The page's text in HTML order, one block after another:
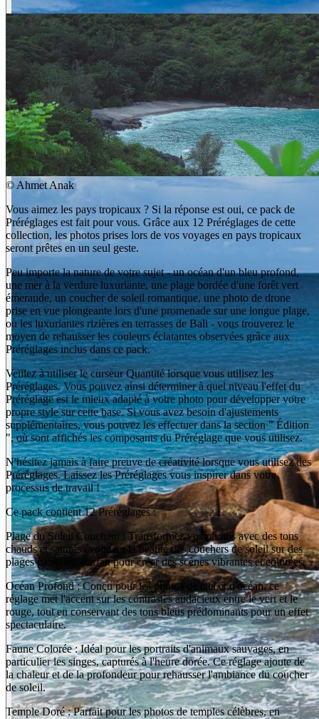
©Ahmet Anak
Vous aimez les pays tropicaux ? Si la réponse est oui, ce pack de
Préréglages est fait pour vous. Grâce aux 12 Préréglages de cette
collection, les photos prises lors de vos voyages en pays tropicaux
seront prêtes en un seul geste.
Peu importe la nature de votre sujet - un océan d'un bleu profond,
une mer à la verdure luxuriante, une plage bordée d'une forêt vert
émeraude, un coucher de soleil romantique, une photo de drone
prise en vue plongeante lors d'une promenade sur une longue plage,
ou les luxuriantes rizières en terrasses de Bali - vous trouverez le
moyen de rehausser les couleurs éclatantes observées grâce aux
Préréglages inclus dans ce pack.
Veillez à utiliser le curseur Quantité lorsque vous utilisez les
Préréglages. Vous pouvez ainsi déterminer à quel niveau l'effet du
Préréglage est le mieux adapté à votre photo pour développer votre
propre style sur cette base. Si vous avez besoin d'ajustements
supplémentaires, vous pouvez les effectuer dans la section " Édition
", où sont affichés les composants du Préréglage que vous utilisez.
N'hésitez jamais à faire preuve de créativité lorsque vous utilisez des
Préréglages. Laissez les Préréglages vous inspirer dans votre
processus de travail !
Ce pack contient 12 Préréglages :
Plage du Soleil Couchant : Transformez vos photos avec des tons
chauds et saturés évoquant la beauté des couchers de soleil sur des
plages paisibles. Parfait pour créer des scènes vibrantes et colorées.
Océan Profond : Conçu pour les photos de ciel et d'océan, ce
réglage met l'accent sur les contrastes audacieux entre le vert et le
rouge, tout en conservant des tons bleus prédominants pour un effet
spectaculaire.
Faune Colorée : Idéal pour les portraits d'animaux sauvages, en
particulier les singes, capturés à l'heure dorée. Ce réglage ajoute de
la chaleur et de la profondeur pour rehausser l'ambiance du coucher
de soleil.
Temple Doré : Parfait pour les photos de temples célèbres, en